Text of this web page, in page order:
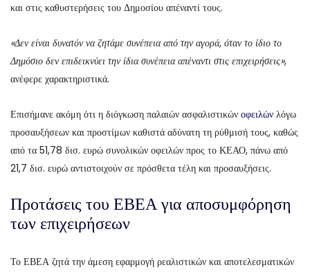
και στις καθυστερήσεις του Δημοσίου απέναντί τους.
«Δεν είναι δυνατόν να ζητάμε συνέπεια από την αγορά, όταν το ίδιο το
Δημόσιο δεν επιδεικνύει την ίδια συνέπεια απέναντι στις επιχειρήσεις»,
ανέφερε χαρακτηριστικά.
Επισήμανε ακόμη ότι η διόγκωση παλαιών ασφαλιστικών οφειλών λόγω
προσαυξήσεων και προστίμων καθιστά αδύνατη τη ρύθμισή τους, καθώς
από τα 51,78 δισ. ευρώ συνολικών οφειλών προς το ΚΕΑΟ, πάνω από
21,7 δισ. ευρώ αντιστοιχούν σε πρόσθετα τέλη και προσαυξήσεις.
Προτάσεις του ΕΒΕΑ για αποσυμφόρηση
των επιχειρήσεων
Το ΕΒΕΑ ζητά την άμεση εφαρμογή ρεαλιστικών και αποτελεσματικών